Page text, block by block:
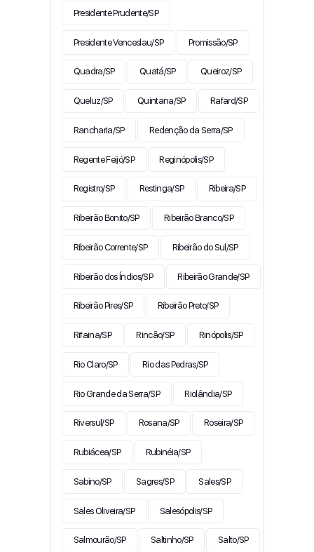
Presidente Prudente/SP
Presidente Venceslau/SP Promissão/SP
Quadra/SP Quatá/SP Queiroz/SP
Queluz/SP Quintana/SP Rafard/SP
Rancharia/SP Redenção da Serra/SP
Regente Feijó/SP Reginópolis/SP
Registro/SP Restinga/SP Ribeira/SP
Ribeirão Bonito/SP Ribeirão Branco/SP
Ribeirão Corrente/SP Ribeirão do Sul/SP
Ribeirão dos Índios/SP Ribeirão Grande/SP
Ribeirão Pires/SP Ribeirão Preto/SP
Rifaina/SP Rincão/SP Rinópolis/SP
Rio Claro/SP Rio das Pedras/SP
Rio Grande da Serra/SP Riolândia/SP
Riversul/SP Rosana/SP Roseira/SP
Rubiácea/SP Rubinéia/SP
Sabino/SP Sagres/SP Sales/SP
Sales Oliveira/SP Salesópolis/SP
Salmourão/SP Saltinho/SP Salto/SP